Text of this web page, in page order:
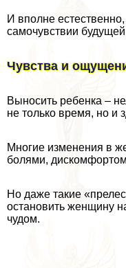
И вполне
самочувствии
Чувства и
Выносить ребенка –
не только время, но
Многие изменения в
болями,
Но даже такие
остановить женщину
чудом.